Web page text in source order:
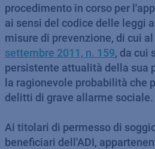
procedimento in corso per
ai sensi del codice delle leggi
misure di prevenzione, di cui al
settembre 2011, n. 159, da cui
persistente attualità della sua
la ragionevole probabilità che
delitti di grave allarme sociale.
Ai titolari di permesso di
beneficiari dell'ADI,